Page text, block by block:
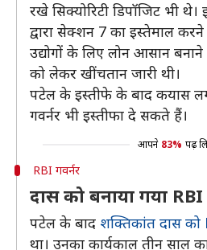
रखे सिक्योरिटी डिपॉजिट भी
द्वारा सेक्शन 7 का इस्तेमाल
उद्योगों के लिए लोन आसान
को लेकर खींचतान जारी थी।
पटेल के इस्तीफे के बाद कयास
गवर्नर भी इस्तीफा दे सकते हैं।
आपने 83% पढ़
RBI गवर्नर
दास को बनाया गया RBI
पटेल के बाद शक्तिकांत दास को
था। उनका कार्यकाल तीन साल